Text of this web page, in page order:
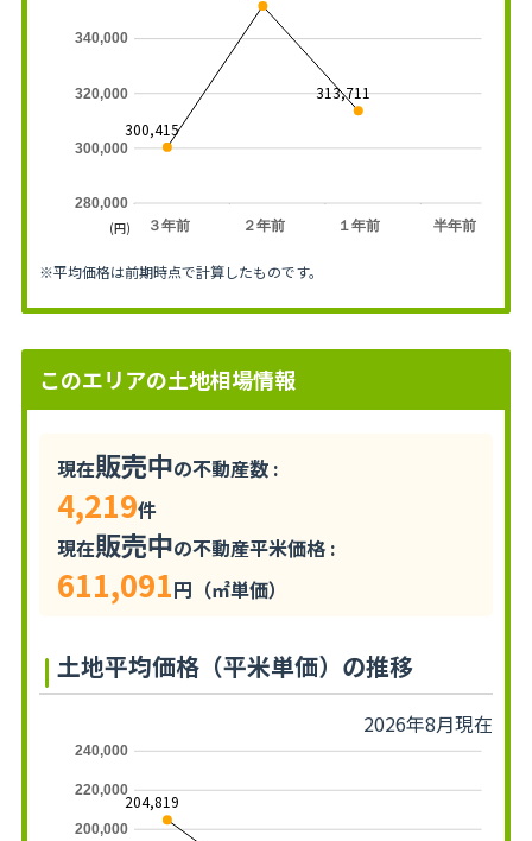
３年前 ２年前 １年前 半年前
280,000
300,000
320,000
340,000
300,415
313,711
(円)
※平均価格は前期時点で計算したものです。
このエリアの土地相場情報
現在販売中の不動産数 :
4,219件
現在販売中の不動産平米価格 :
611,091円（㎡単価）
土地平均価格（平米単価）の推移
2026年8月現在
200,000
220,000
240,000
204,819